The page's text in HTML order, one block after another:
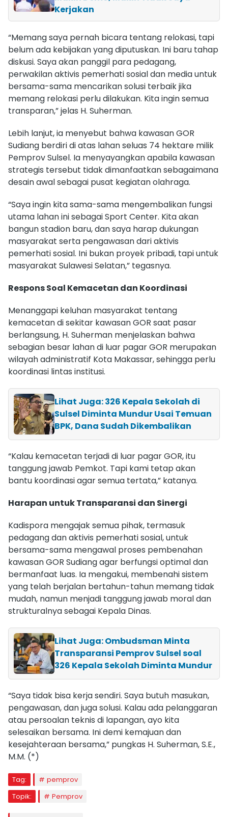
Kerjakan
“Memang saya pernah bicara tentang relokasi, tapi
belum ada kebijakan yang diputuskan. Ini baru tahap
diskusi. Saya akan panggil para pedagang,
perwakilan aktivis pemerhati sosial dan media untuk
bersama-sama mencarikan solusi terbaik jika
memang relokasi perlu dilakukan. Kita ingin semua
transparan,” jelas H. Suherman.
Lebih lanjut, ia menyebut bahwa kawasan GOR
Sudiang berdiri di atas lahan seluas 74 hektare milik
Pemprov Sulsel. Ia menyayangkan apabila kawasan
strategis tersebut tidak dimanfaatkan sebagaimana
desain awal sebagai pusat kegiatan olahraga.
“Saya ingin kita sama-sama mengembalikan fungsi
utama lahan ini sebagai Sport Center. Kita akan
bangun stadion baru, dan saya harap dukungan
masyarakat serta pengawasan dari aktivis
pemerhati sosial. Ini bukan proyek pribadi, tapi untuk
masyarakat Sulawesi Selatan,” tegasnya.
Respons Soal Kemacetan dan Koordinasi
Menanggapi keluhan masyarakat tentang
kemacetan di sekitar kawasan GOR saat pasar
berlangsung, H. Suherman menjelaskan bahwa
sebagian besar lahan di luar pagar GOR merupakan
wilayah administratif Kota Makassar, sehingga perlu
koordinasi lintas institusi.
Lihat Juga: 326 Kepala Sekolah di
Sulsel Diminta Mundur Usai Temuan
BPK, Dana Sudah Dikembalikan
“Kalau kemacetan terjadi di luar pagar GOR, itu
tanggung jawab Pemkot. Tapi kami tetap akan
bantu koordinasi agar semua tertata,” katanya.
Harapan untuk Transparansi dan Sinergi
Kadispora mengajak semua pihak, termasuk
pedagang dan aktivis pemerhati sosial, untuk
bersama-sama mengawal proses pembenahan
kawasan GOR Sudiang agar berfungsi optimal dan
bermanfaat luas. Ia mengakui, membenahi sistem
yang telah berjalan bertahun-tahun memang tidak
mudah, namun menjadi tanggung jawab moral dan
strukturalnya sebagai Kepala Dinas.
Lihat Juga: Ombudsman Minta
Transparansi Pemprov Sulsel soal
326 Kepala Sekolah Diminta Mundur
“Saya tidak bisa kerja sendiri. Saya butuh masukan,
pengawasan, dan juga solusi. Kalau ada pelanggaran
atau persoalan teknis di lapangan, ayo kita
selesaikan bersama. Ini demi kemajuan dan
kesejahteraan bersama,” pungkas H. Suherman, S.E.,
M.M. (*)
Tag:
pemprov
Topik:
Pemprov